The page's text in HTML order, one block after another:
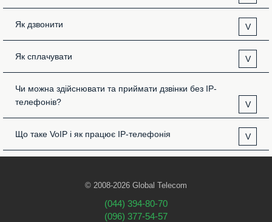
Як дзвонити V
Як сплачувати V
Чи можна здійснювати та приймати дзвінки без IP-
телефонів?
V
Що таке VoIP і як працює IP-телефонія V
© 2008-2026 Global Telecom
(044) 394-80-70
(096) 377-54-57